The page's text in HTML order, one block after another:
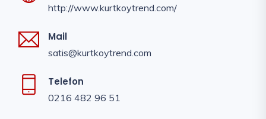
http://www.kurtkoytrend.com/
Mail
satis@kurtkoytrend.com
Telefon
0216 482 96 51